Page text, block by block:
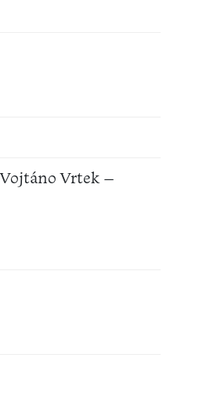
Vrtek –